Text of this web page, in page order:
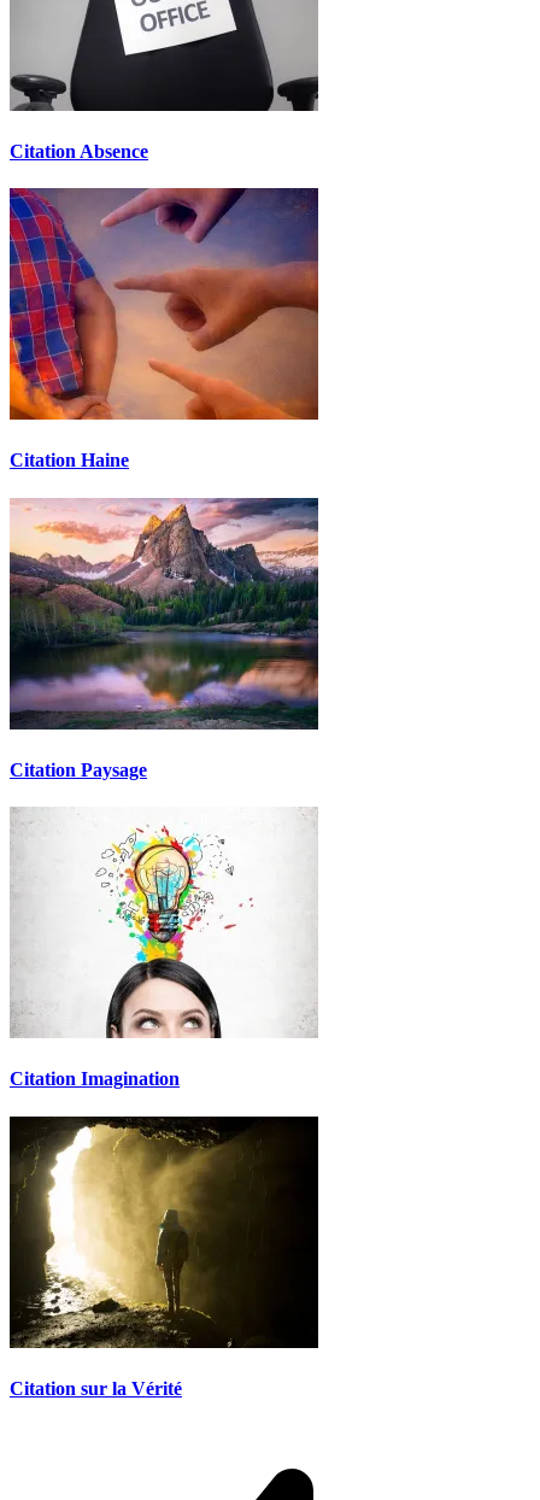
Citation Absence
Citation Haine
Citation Paysage
Citation Imagination
Citation sur la Vérité